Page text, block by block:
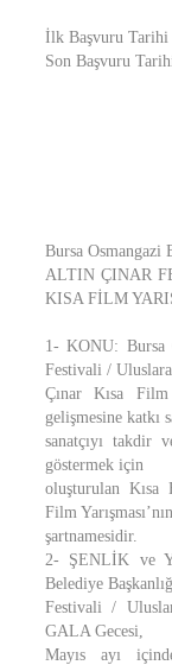
İlk Başvuru Tarihi
Son Başvuru
Bursa Osmangazi
ALTIN ÇINAR
KISA FİLM
1- KONU: Bursa
Festivali /
Çınar Kısa
gelişmesine katkı
sanatçıyı takdir
göstermek için
oluşturulan Kısa
Film Yarışması’nın
şartnamesidir.
2- ŞENLİK ve
Belediye
Festivali /
GALA Gecesi,
Mayıs ayı